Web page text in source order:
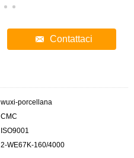
Contattaci
wuxi-porcellana
CMC
ISO9001
2-WE67K-160/4000